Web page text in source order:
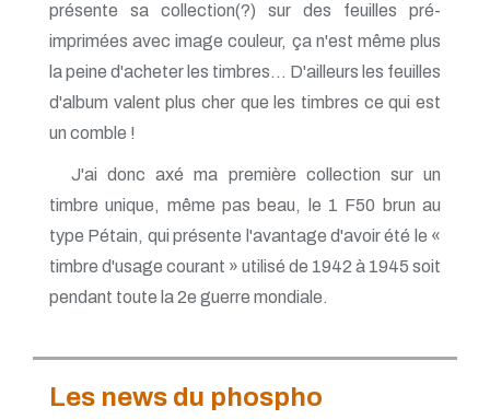
présente sa collection(?) sur des feuilles pré-
imprimées avec image couleur, ça n'est même plus
la peine d'acheter les timbres... D'ailleurs les feuilles
d'album valent plus cher que les timbres ce qui est
un comble !
J'ai donc axé ma première collection sur un
timbre unique, même pas beau, le 1 F50 brun au
type Pétain, qui présente l'avantage d'avoir été le «
timbre d'usage courant » utilisé de 1942 à 1945 soit
pendant toute la 2e guerre mondiale.
Les news du phospho